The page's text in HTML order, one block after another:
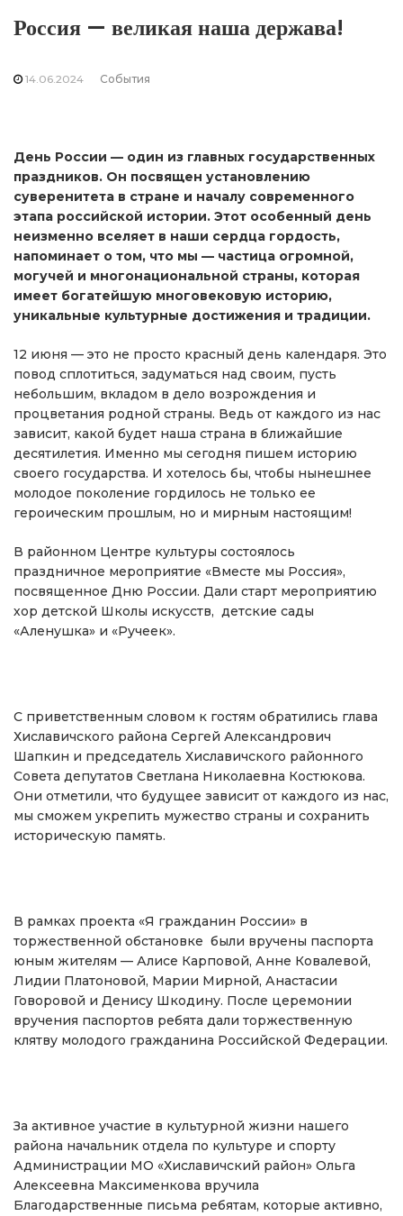
Россия — великая наша держава!
14.06.2024 События
День России — один из главных государственных
праздников. Он посвящен установлению
суверенитета в стране и началу современного
этапа российской истории. Этот особенный день
неизменно вселяет в наши сердца гордость,
напоминает о том, что мы — частица огромной,
могучей и многонациональной страны, которая
имеет богатейшую многовековую историю,
уникальные культурные достижения и традиции.
12 июня — это не просто красный день календаря. Это
повод сплотиться, задуматься над своим, пусть
небольшим, вкладом в дело возрождения и
процветания родной страны. Ведь от каждого из нас
зависит, какой будет наша страна в ближайшие
десятилетия. Именно мы сегодня пишем историю
своего государства. И хотелось бы, чтобы нынешнее
молодое поколение гордилось не только ее
героическим прошлым, но и мирным настоящим!
В районном Центре культуры состоялось
праздничное мероприятие «Вместе мы Россия»,
посвященное Дню России. Дали старт мероприятию
хор детской Школы искусств, детские сады
«Аленушка» и «Ручеек».
С приветственным словом к гостям обратились глава
Хиславичского района Сергей Александрович
Шапкин и председатель Хиславичского районного
Совета депутатов Светлана Николаевна Костюкова.
Они отметили, что будущее зависит от каждого из нас,
мы сможем укрепить мужество страны и сохранить
историческую память.
В рамках проекта «Я гражданин России» в
торжественной обстановке были вручены паспорта
юным жителям — Алисе Карповой, Анне Ковалевой,
Лидии Платоновой, Марии Мирной, Анастасии
Говоровой и Денису Шкодину. После церемонии
вручения паспортов ребята дали торжественную
клятву молодого гражданина Российской Федерации.
За активное участие в культурной жизни нашего
района начальник отдела по культуре и спорту
Администрации МО «Хиславичский район» Ольга
Алексеевна Максименкова вручила
Благодарственные письма ребятам, которые активно,